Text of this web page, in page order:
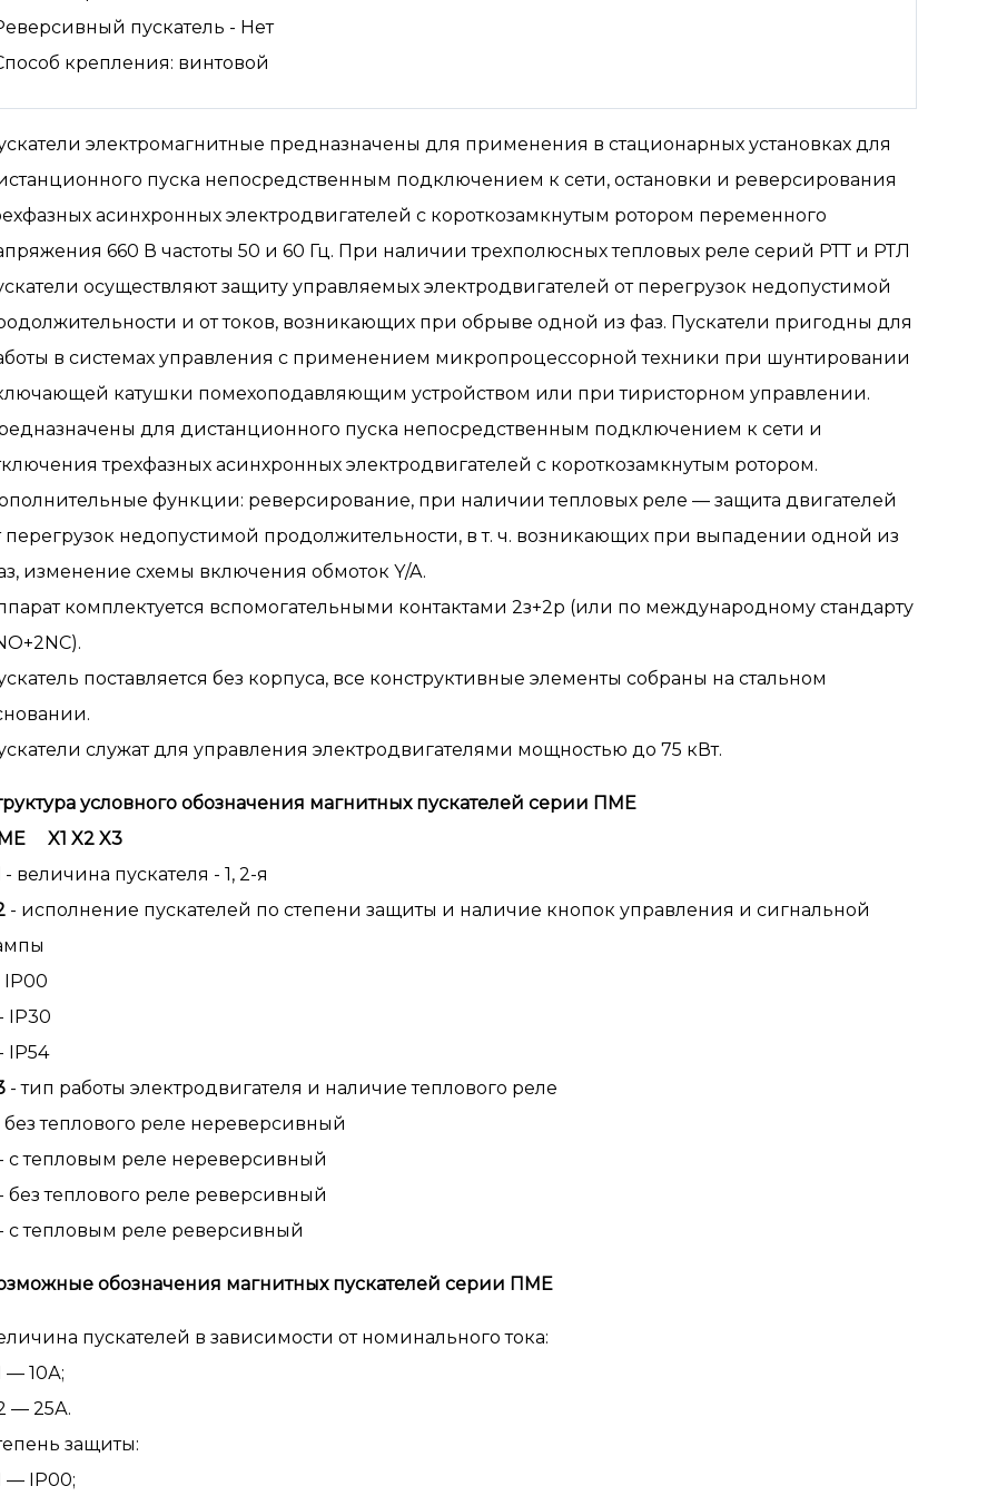
пускатель - Нет
крепления: винтовой
электромагнитные предназначены для применения в стационарных установках для
пуска непосредственным подключением к сети, остановки и реверсирования
асинхронных электродвигателей с короткозамкнутым ротором переменного
660 В частоты 50 и 60 Гц. При наличии трехполюсных тепловых реле серий РТТ и РТЛ
осуществляют защиту управляемых электродвигателей от перегрузок недопустимой
и от токов, возникающих при обрыве одной из фаз. Пускатели пригодны для
в системах управления с применением микропроцессорной техники при шунтировании
катушки помехоподавляющим устройством или при тиристорном управлении.
для дистанционного пуска непосредственным подключением к сети и
трехфазных асинхронных электродвигателей с короткозамкнутым ротором.
функции: реверсирование, при наличии тепловых реле — защита двигателей
перегрузок недопустимой продолжительности, в т. ч. возникающих при выпадении одной из
изменение схемы включения обмоток Y/A.
комплектуется вспомогательными контактами 2з+2р (или по международному стандарту
поставляется без корпуса, все конструктивные элементы собраны на стальном
служат для управления электродвигателями мощностью до 75 кВт.
условного обозначения магнитных пускателей серии ПМЕ
X1 X2 X3
- величина пускателя - 1, 2-я
- исполнение пускателей по степени защиты и наличие кнопок управления и сигнальной
IP00
- IP30
- IP54
- тип работы электродвигателя и наличие теплового реле
без теплового реле нереверсивный
- с тепловым реле нереверсивный
- без теплового реле реверсивный
с тепловым реле реверсивный
обозначения магнитных пускателей серии ПМЕ
пускателей в зависимости от номинального тока:
— 10А;
— 25А.
защиты:
— IP00;